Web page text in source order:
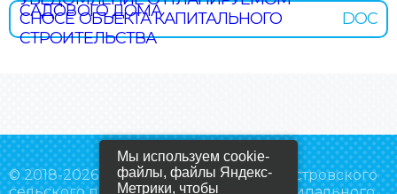
САДОВОГО ДОМА
СНОСЕ ОБЪЕКТА КАПИТАЛЬНОГО
СТРОИТЕЛЬСТВА
DOC
© 2018-2026 Администрация Усть-Заостровского
Мы используем cookie-
файлы, файлы Яндекс-
Метрики, чтобы